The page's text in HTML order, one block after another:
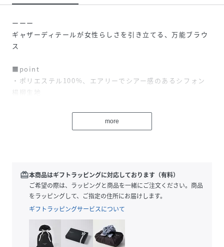
ーーー
ギャザーディテールが女性らしさを引き立てる、万能ブラウ
ス
■point
・ポリエステル100%、エアリーでシアー感のあるシフォン
楊柳生地
・ブラウスとしても羽織りとしても使える万能トップス
■styling
透け感のある素材なので、タンクやキャミ、インナー次第で
表情が変わるブラウス。
前のリボンを閉めてトップスとして、マーメイドスカートや
フレアースカートとフェミニンなスタイルに、
スラックスやデニムワイドパンツで大人っぽくカジュアルな
着こなしもOK。
more
redeem本商品はギフトラッピングに対応しております（有料）
ご希望の際は、ラッピングと商品を一緒にご注文ください。商品
をラッピングして、ご指定の住所にお届けします。
ギフトラッピングサービスについて